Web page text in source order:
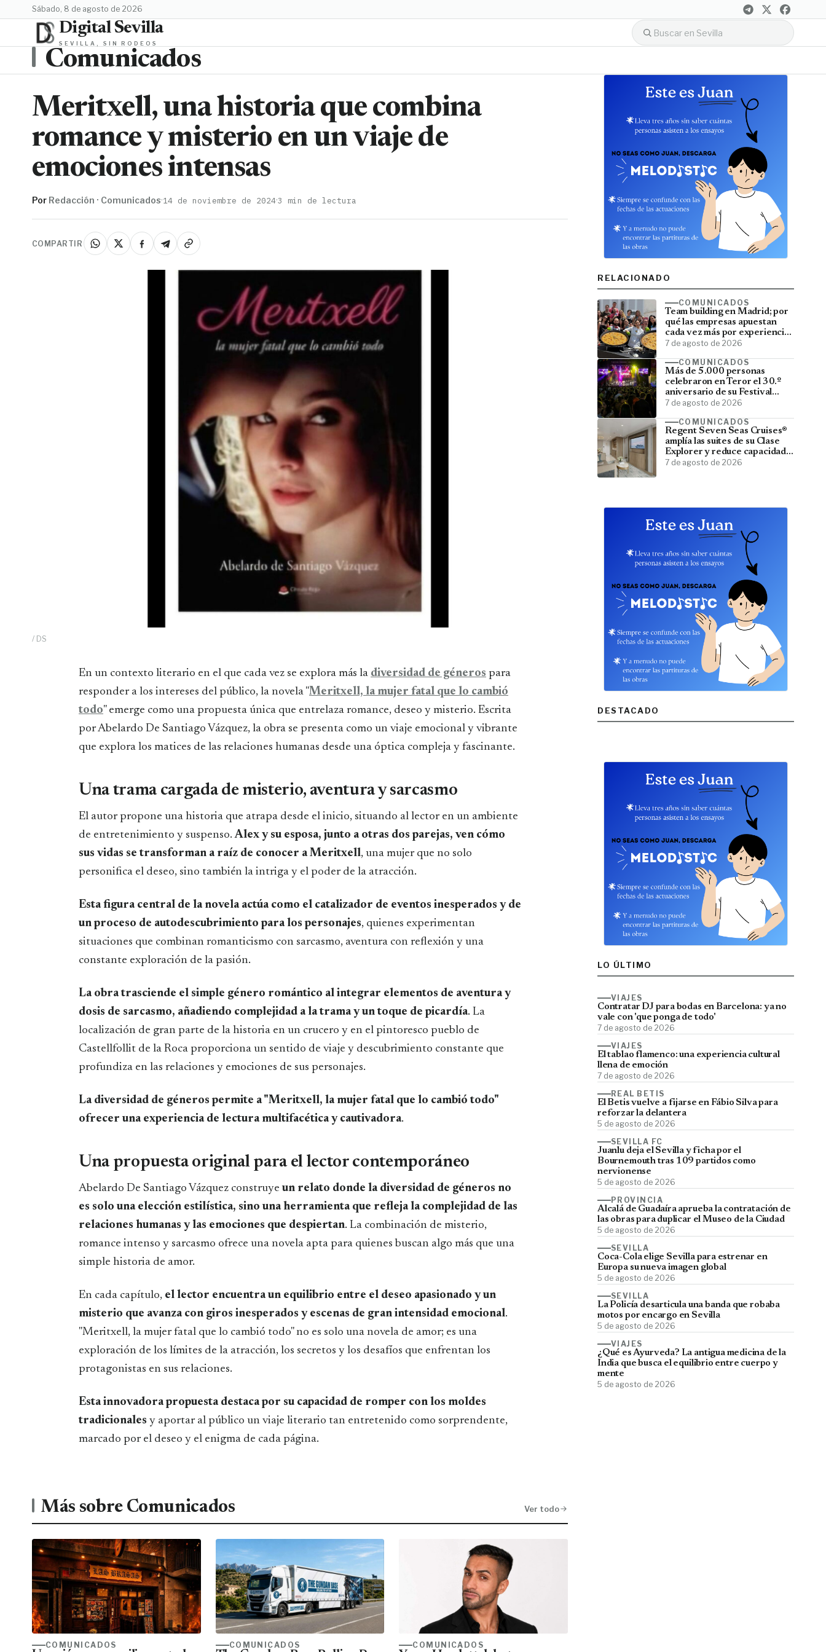
sábado, 8 de agosto de 2026
Digital Sevilla
SEVILLA, SIN RODEOS
Comunicados
Meritxell, una historia que combina
romance y misterio en un viaje de
emociones intensas
Por Redacción · Comunicados·14 de noviembre de 2024·3 min de lectura
COMPARTIR
/ DS
En un contexto literario en el que cada vez se explora más la diversidad de géneros para
responder a los intereses del público, la novela "Meritxell, la mujer fatal que lo cambió
todo" emerge como una propuesta única que entrelaza romance, deseo y misterio. Escrita
por Abelardo De Santiago Vázquez, la obra se presenta como un viaje emocional y vibrante
que explora los matices de las relaciones humanas desde una óptica compleja y fascinante.
Una trama cargada de misterio, aventura y sarcasmo
El autor propone una historia que atrapa desde el inicio, situando al lector en un ambiente
de entretenimiento y suspenso.Alex y su esposa, junto a otras dos parejas, ven cómo
sus vidas se transforman a raíz de conocer a Meritxell, una mujer que no solo
personifica el deseo, sino también la intriga y el poder de la atracción.
Esta figura central de la novela actúa como el catalizador de eventos inesperados y de
un proceso de autodescubrimiento para los personajes, quienes experimentan
situaciones que combinan romanticismo con sarcasmo, aventura con reflexión y una
constante exploración de la pasión.
La obra trasciende el simple género romántico al integrar elementos de aventura y
dosis de sarcasmo, añadiendo complejidad a la trama y un toque de picardía. La
localización de gran parte de la historia en un crucero y en el pintoresco pueblo de
Castellfollit de la Roca proporciona un sentido de viaje y descubrimiento constante que
profundiza en las relaciones y emociones de sus personajes.
La diversidad de géneros permite a "Meritxell, la mujer fatal que lo cambió todo"
ofrecer una experiencia de lectura multifacética y cautivadora.
Una propuesta original para el lector contemporáneo
Abelardo De Santiago Vázquez construyeun relato donde la diversidad de géneros no
es solo una elección estilística, sino una herramienta que refleja la complejidad de las
relaciones humanas y las emociones que despiertan. La combinación de misterio,
romance intenso y sarcasmo ofrece una novela apta para quienes buscan algo más que una
simple historia de amor.
En cada capítulo, el lector encuentra un equilibrio entre el deseo apasionado y un
misterio que avanza con giros inesperados y escenas de gran intensidad emocional.
"Meritxell, la mujer fatal que lo cambió todo" no es solo una novela de amor; es una
exploración de los límites de la atracción, los secretos y los desafíos que enfrentan los
protagonistas en sus relaciones.
Esta innovadora propuesta destaca por su capacidad de romper con los moldes
tradicionales y aportar al público un viaje literario tan entretenido como sorprendente,
marcado por el deseo y el enigma de cada página.
Más sobre Comunicados Ver todo
COMUNICADOS COMUNICADOS COMUNICADOS
RELACIONADO
COMUNICADOS
Team building en Madrid; por
qué las empresas apuestan
cada vez más por experiencias
que fortalecen sus equipos
7 de agosto de 2026
COMUNICADOS
Más de 5.000 personas
celebraron en Teror el 30.º
aniversario de su Festival
Latino
7 de agosto de 2026
COMUNICADOS
Regent Seven Seas Cruises®
amplía las suites de su Clase
Explorer y reduce capacidad;
menos pasajeros, más espacio
7 de agosto de 2026
DESTACADO
LO ÚLTIMO
VIAJES
Contratar DJ para bodas en Barcelona: ya no
vale con 'que ponga de todo'
7 de agosto de 2026
VIAJES
El tablao flamenco: una experiencia cultural
llena de emoción
7 de agosto de 2026
REAL BETIS
El Betis vuelve a fijarse en Fábio Silva para
reforzar la delantera
5 de agosto de 2026
SEVILLA FC
Juanlu deja el Sevilla y ficha por el
Bournemouth tras 109 partidos como
nervionense
5 de agosto de 2026
PROVINCIA
Alcalá de Guadaíra aprueba la contratación de
las obras para duplicar el Museo de la Ciudad
5 de agosto de 2026
SEVILLA
Coca-Cola elige Sevilla para estrenar en
Europa su nueva imagen global
5 de agosto de 2026
SEVILLA
La Policía desarticula una banda que robaba
motos por encargo en Sevilla
5 de agosto de 2026
VIAJES
¿Qué es Ayurveda? La antigua medicina de la
India que busca el equilibrio entre cuerpo y
mente
5 de agosto de 2026